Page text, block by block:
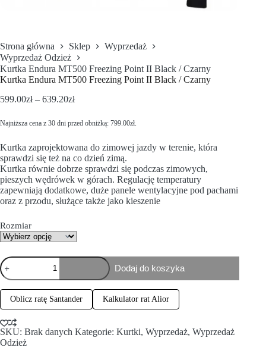
Strona główna Sklep
Wyprzedaż
Wyprzedaż Odzież
Kurtka Endura MT500 Freezing Point II Black / Czarny
Kurtka Endura MT500 Freezing Point II Black / Czarny
599.00zł– 639.20zł
Najniższa cena z 30 dni przed obniżką: 799.00zł.
Kurtka zaprojektowana do zimowej jazdy w terenie, która
sprawdzi się też na co dzień zimą.
Kurtka równie dobrze sprawdzi się podczas zimowych,
pieszych wędrówek w górach. Regulację temperatury
zapewniają dodatkowe, duże panele wentylacyjne pod pachami
oraz z przodu, służące także jako kieszenie
Rozmiar
Dodaj do koszyka
Oblicz ratę Santander Kalkulator rat Alior
SKU: Brak danych Kategorie: Kurtki, Wyprzedaż, Wyprzedaż
Odzież